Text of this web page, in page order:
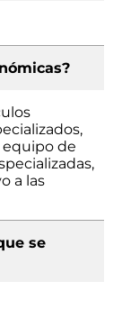
equipo de
a las
se